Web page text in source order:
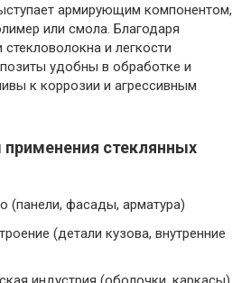
армирующим компонентом,
или смола. Благодаря
и легкости
удобны в обработке и
к коррозии и агрессивным
стеклянных
(панели, фасады, арматура)
(детали кузова, внутренние